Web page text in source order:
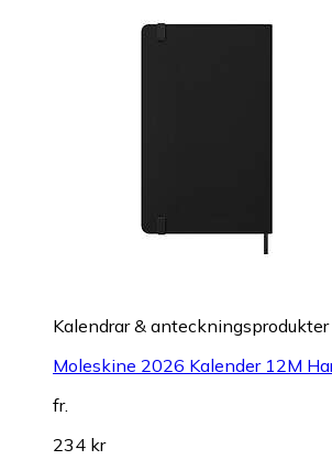
Kalendrar & anteckningsprodukter
Moleskine 2026 Kalender 12M
fr.
234 kr